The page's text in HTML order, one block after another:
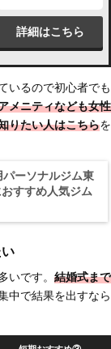
詳細はこちら
いるので初心者でも
メニティなども女性
りたい人はこちらを
パーソナルジム東
すすめ人気ジム
いです。 結婚式まで
中で結果を出すなら